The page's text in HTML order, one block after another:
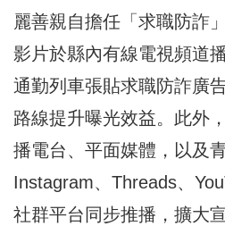
麗善親自擔任「求職防詐
影片於縣內有線電視頻道
通勤列車張貼求職防詐廣
路線提升曝光效益。此外
播電台、平面媒體，以及
Instagram、Threads、
社群平台同步推播，擴大